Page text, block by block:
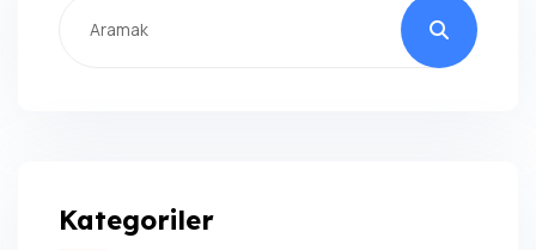
Kategoriler